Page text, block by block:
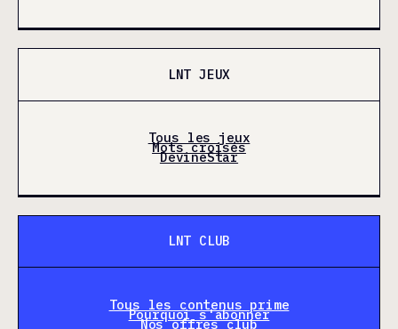
LNT JEUX
Tous les jeux
Mots croisés
DevineStar
LNT CLUB
Tous les contenus prime
Pourquoi s'abonner
Nos offres club